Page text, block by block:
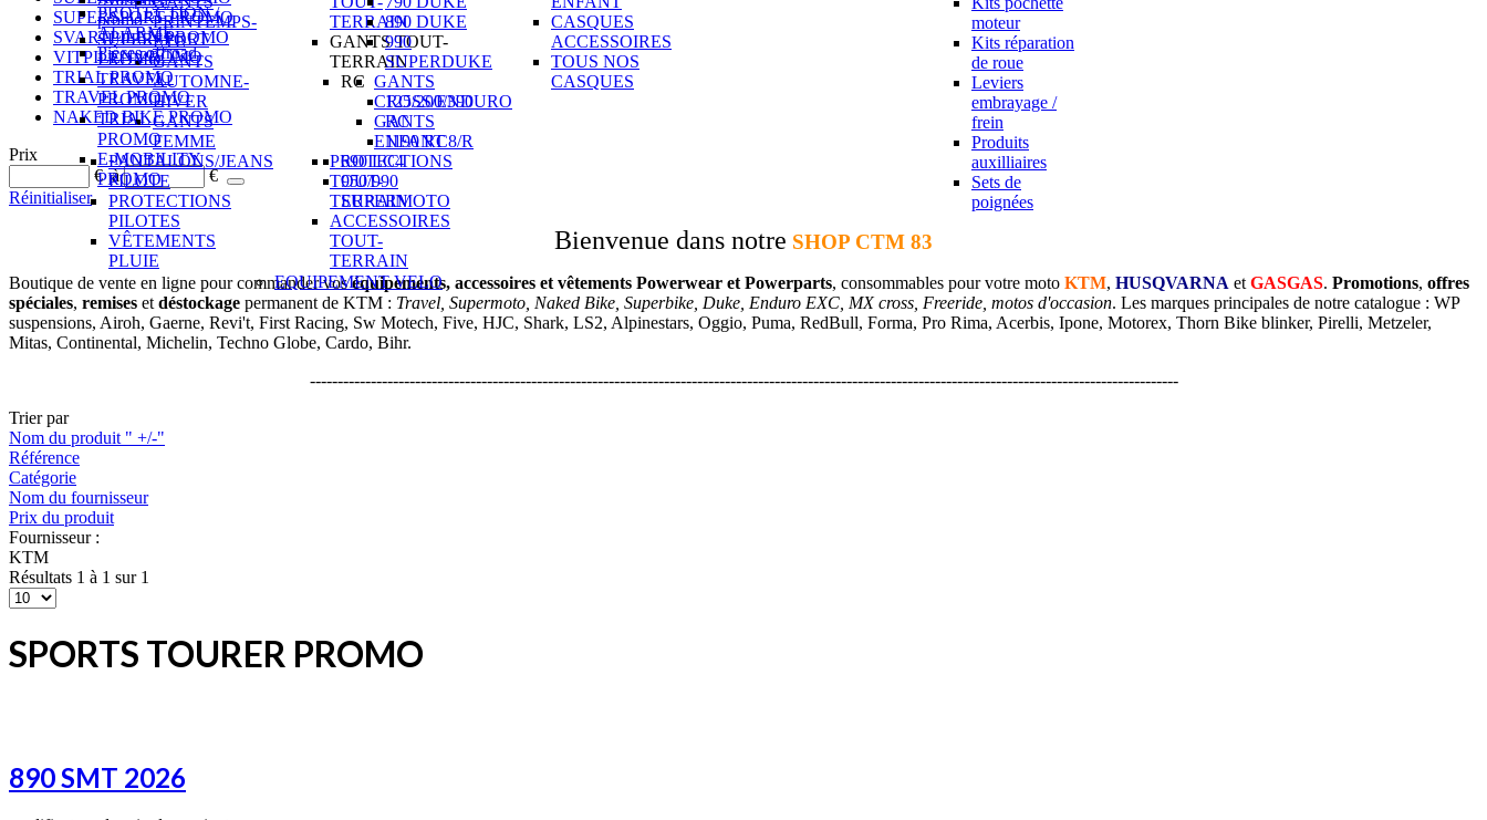
PRINTEMPS-
ETE
GANTS
AUTOMNE-
HIVER
GANTS
FEMME
PANTALONS/JEANS
PILOTE
PROTECTIONS
PILOTES
VÊTEMENTS
PLUIE
TERRAIN
GANTS TOUT-
TERRAIN
GANTS
CROSS/ENDURO
GANTS
ENFANT
PROTECTIONS
TOUT-
TERRAIN
ACCESSOIRES
TOUT-
TERRAIN
EQUIPEMENT VELO
CASQUES
ACCESSOIRES
TOUS NOS
CASQUES
PROTECTION /
ALARME
Pièces offroad
890 DUKE
990
SUPERDUKE
RC
125/200/390
RC
1190 RC8/R
690 LC4
950/990
SUPERMOTO
moteur
Kits réparation
de roue
Leviers
embrayage /
frein
Produits
auxilliaires
Sets de
poignées
promo
SUPERSPORT
PROMO
TRAVEL
PROMO
TRIAL
PROMO
E-MOBILITY
PROMO
SUPERSPORT PROMO
SVARTPILEN PROMO
VITPILEN PROMO
TRIAL PROMO
TRAVEL PROMO
NAKED BIKE PROMO
Prix
€ à
€
Réinitialiser
Bienvenue dans notre SHOP CTM 83
Boutique de vente en ligne pour commander voséquipements, accessoires et vêtements Powerwear et Powerparts, consommables pour votre moto KTM, HUSQVARNA et GASGAS. Promotions, offres
spéciales, remises et déstockage permanent de KTM : Travel, Supermoto, Naked Bike, Superbike, Duke, Enduro EXC, MX cross, Freeride, motos d'occasion. Les marques principales de notre catalogue : WP
suspensions, Airoh, Gaerne, Revi't, First Racing, Sw Motech, Five, HJC, Shark, LS2, Alpinestars, Oggio, Puma, RedBull, Forma, Pro Rima, Acerbis, Ipone, Motorex, Thorn Bike blinker, Pirelli, Metzeler,
Mitas, Continental, Michelin, Techno Globe, Cardo, Bihr.
-------------------------------------------------------------------------------------------------------------------------------------------------------------
Trier par
Nom du produit " +/-"
Référence
Catégorie
Nom du fournisseur
Prix du produit
Fournisseur :
KTM
Résultats 1 à 1 sur 1
SPORTS TOURER PROMO
890 SMT 2026